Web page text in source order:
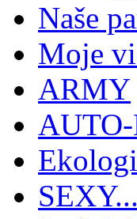
Naše
Moje
ARMY
SEXY...